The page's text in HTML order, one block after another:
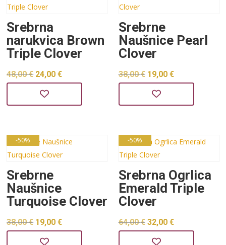
Srebrna
narukvica Brown
Triple Clover
48,00€ Izvorna
cijena
bila
48,00 €.
24,00€
je:
Srebrne
Naušnice Pearl
Clover
38,00€ Izvorna
cijena
bila
38,00 €.
19,00 €
je:
-50%
Srebrne
Naušnice
Turquoise Clover
38,00€ Izvorna
cijena
19,00€
-50%
Srebrna Ogrlica
Emerald Triple
Clover
64,00€ Izvorna
cijena
32,00 €